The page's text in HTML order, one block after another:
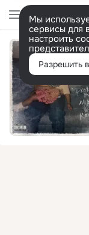
Мы
сервисы для
настроить
Разрешить